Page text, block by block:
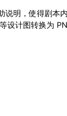
明，使得剧本
设计图转换为